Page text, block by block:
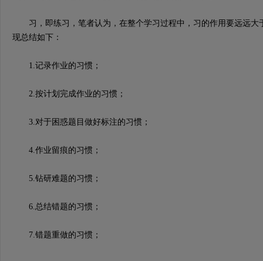
习，即练习，笔者认为，在整个学习过程中，习的作用要远远大
现总结如下：
1.记录作业的习惯；
2.按计划完成作业的习惯；
3.对于困惑题目做好标注的习惯；
4.作业留痕的习惯；
5.钻研难题的习惯；
6.总结错题的习惯；
7.错题重做的习惯；